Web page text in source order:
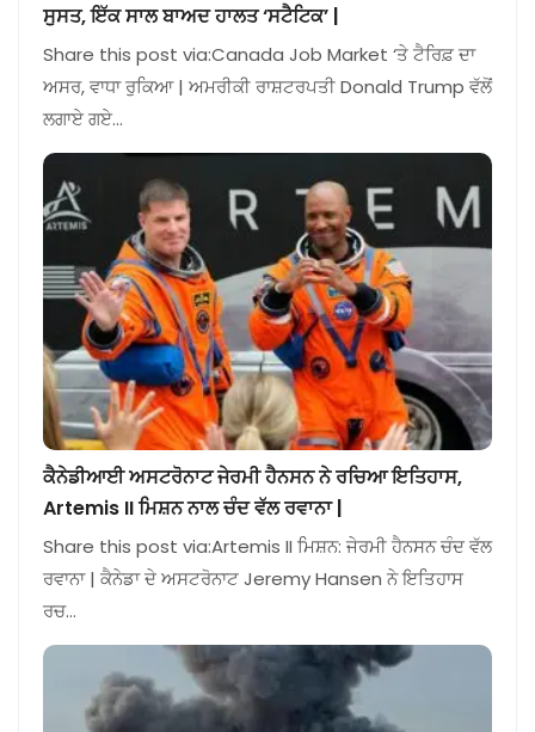
ਸੁਸਤ, ਇੱਕ ਸਾਲ ਬਾਅਦ ਹਾਲਤ ‘ਸਟੈਟਿਕ’ |
Share this post via:Canada Job Market ‘ਤੇ ਟੈਰਿਫ਼ ਦਾ
ਅਸਰ, ਵਾਧਾ ਰੁਕਿਆ | ਅਮਰੀਕੀ ਰਾਸ਼ਟਰਪਤੀ Donald Trump ਵੱਲੋਂ
ਲਗਾਏ ਗਏ…
ਕੈਨੇਡੀਆਈ ਅਸਟਰੋਨਾਟ ਜੇਰਮੀ ਹੈਨਸਨ ਨੇ ਰਚਿਆ ਇਤਿਹਾਸ,
Artemis II ਮਿਸ਼ਨ ਨਾਲ ਚੰਦ ਵੱਲ ਰਵਾਨਾ |
Share this post via:Artemis II ਮਿਸ਼ਨ: ਜੇਰਮੀ ਹੈਨਸਨ ਚੰਦ ਵੱਲ
ਰਵਾਨਾ | ਕੈਨੇਡਾ ਦੇ ਅਸਟਰੋਨਾਟ Jeremy Hansen ਨੇ ਇਤਿਹਾਸ
ਰਚ…